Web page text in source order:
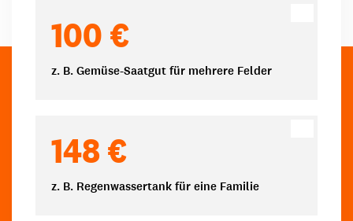
100 €
z. B. Gemüse-Saatgut für mehrere Felder
148 €
z. B. Regenwassertank für eine Familie